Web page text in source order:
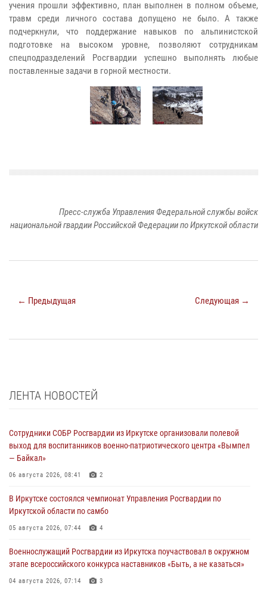
учения прошли эффективно, план выполнен в полном объеме,
травм среди личного состава допущено не было. А также
подчеркнули, что поддержание навыков по альпинистской
подготовке на высоком уровне, позволяют сотрудникам
спецподразделений Росгвардии успешно выполнять любые
поставленные задачи в горной местности.
Пресс-служба Управления Федеральной службы войск
национальной гвардии Российской Федерации по Иркутской области
← Предыдущая Следующая →
ЛЕНТА НОВОСТЕЙ
Сотрудники СОБР Росгвардии из Иркутске организовали полевой
выход для воспитанников военно-патриотического центра «Вымпел
— Байкал»
06 августа 2026, 08:41 2
В Иркутске состоялся чемпионат Управления Росгвардии по
Иркутской области по самбо
05 августа 2026, 07:44 4
Военнослужащий Росгвардии из Иркутска поучаствовал в окружном
этапе всероссийского конкурса наставников «Быть, а не казаться»
04 августа 2026, 07:14 3